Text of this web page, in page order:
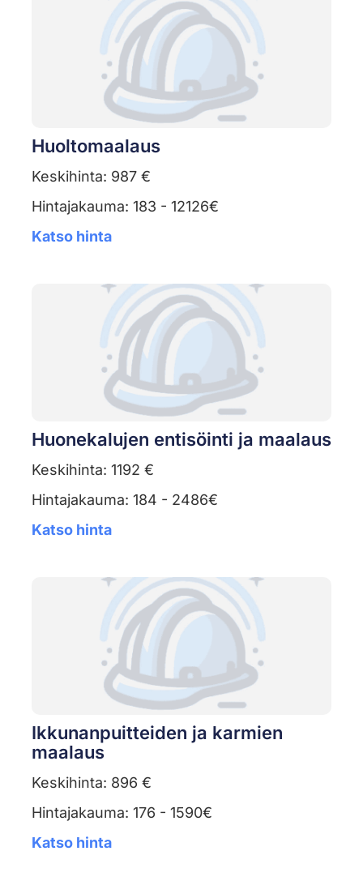
Huoltomaalaus
Keskihinta: 987 €
Hintajakauma: 183 - 12126€
Katso hinta
Huonekalujen entisöinti ja maalaus
Keskihinta: 1192 €
Hintajakauma: 184 - 2486€
Katso hinta
Ikkunanpuitteiden ja karmien
maalaus
Keskihinta: 896 €
Hintajakauma: 176 - 1590€
Katso hinta